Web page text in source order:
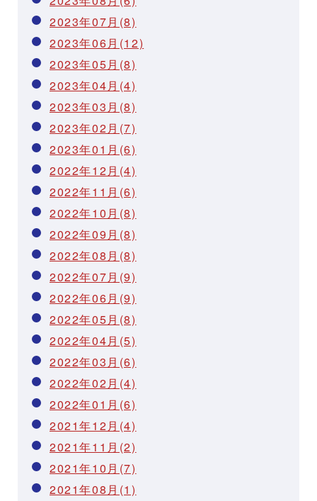
2023年07月(8)
2023年06月(12)
2023年05月(8)
2023年04月(4)
2023年03月(8)
2023年02月(7)
2023年01月(6)
2022年12月(4)
2022年11月(6)
2022年10月(8)
2022年09月(8)
2022年08月(8)
2022年07月(9)
2022年06月(9)
2022年05月(8)
2022年04月(5)
2022年03月(6)
2022年02月(4)
2022年01月(6)
2021年12月(4)
2021年11月(2)
2021年10月(7)
2021年08月(1)